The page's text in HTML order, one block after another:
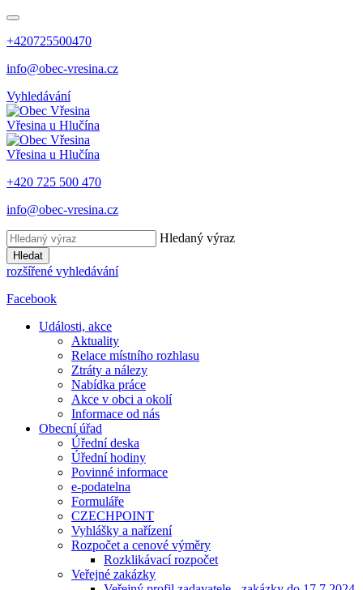
+420725500470
info@obec-vresina.cz
Vyhledávání
Vřesina u Hlučína
Vřesina u Hlučína
+420 725 500 470
info@obec-vresina.cz
Hledaný výraz
Hledat
rozšířené vyhledávání
Facebook
Události, akce
Aktuality
Relace místního rozhlasu
Ztráty a nálezy
Nabídka práce
Akce v obci a okolí
Informace od nás
Obecní úřad
Úřední deska
Úřední hodiny
Povinné informace
e-podatelna
Formuláře
CZECHPOINT
Vyhlášky a nařízení
Rozpočet a cenové výměry
Rozklikávací rozpočet
Veřejné zakázky